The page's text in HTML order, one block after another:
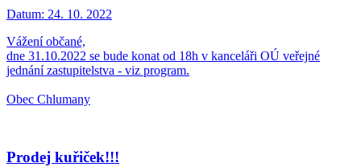
Datum: 24. 10. 2022
Vážení občané,
dne 31.10.2022 se bude konat od 18h v kanceláři OÚ veřejné
jednání zastupitelstva - viz program.
Obec Chlumany
Prodej kuřiček!!!